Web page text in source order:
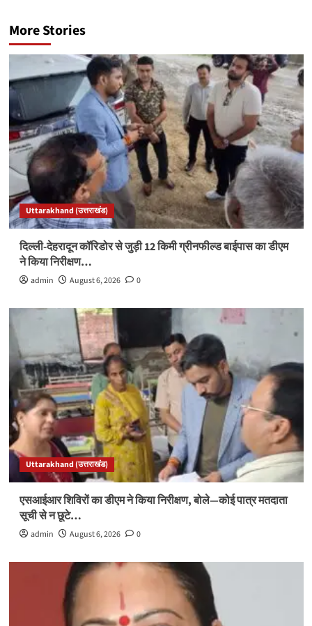
More Stories
Uttarakhand (उत्तराखंड)
दिल्ली-देहरादून कॉरिडोर से जुड़ी 12 किमी ग्रीनफील्ड बाईपास का डीएम
ने किया निरीक्षण…
admin August 6, 2026 0
Uttarakhand (उत्तराखंड)
एसआईआर शिविरों का डीएम ने किया निरीक्षण, बोले—कोई पात्र मतदाता
सूची से न छूटे…
admin August 6, 2026 0